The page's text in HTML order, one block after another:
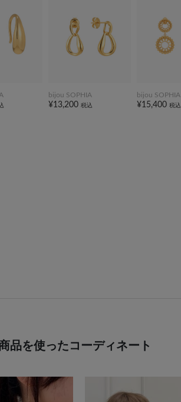
bijou SOPHIA
¥13,200 税込
bijou SOPHIA
¥15,400 税込
品を使ったコーディネート